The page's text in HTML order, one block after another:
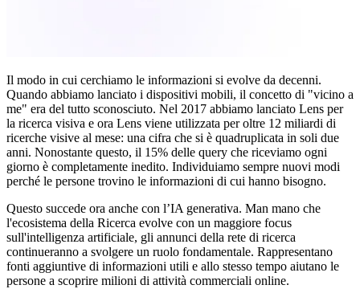
Il modo in cui cerchiamo le informazioni si evolve da decenni.
Quando abbiamo lanciato i dispositivi mobili, il concetto di "vicino a
me" era del tutto sconosciuto. Nel 2017 abbiamo lanciato Lens per
la ricerca visiva e ora Lens viene utilizzata per oltre 12 miliardi di
ricerche visive al mese: una cifra che si è quadruplicata in soli due
anni. Nonostante questo, il 15% delle query che riceviamo ogni
giorno è completamente inedito. Individuiamo sempre nuovi modi
perché le persone trovino le informazioni di cui hanno bisogno.
Questo succede ora anche con l’IA generativa. Man mano che
l'ecosistema della Ricerca evolve con un maggiore focus
sull'intelligenza artificiale, gli annunci della rete di ricerca
continueranno a svolgere un ruolo fondamentale. Rappresentano
fonti aggiuntive di informazioni utili e allo stesso tempo aiutano le
persone a scoprire milioni di attività commerciali online.